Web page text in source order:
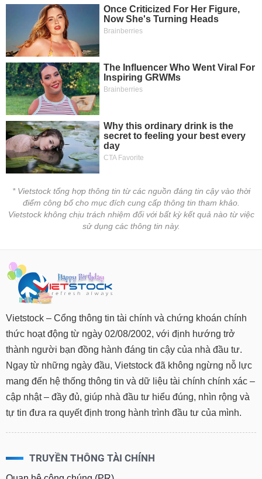
* Vietstock tổng hợp thông tin từ các nguồn đáng tin cậy vào thời
điểm công bố cho mục đích cung cấp thông tin tham khảo.
Vietstock không chịu trách nhiệm đối với bất kỳ kết quả nào từ việc
sử dụng các thông tin này.
Vietstock – Cổng thông tin tài chính và chứng khoán chính
thức hoạt động từ ngày 02/08/2002, với định hướng trở
thành người bạn đồng hành đáng tin cậy của nhà đầu tư.
Ngay từ những ngày đầu, Vietstock đã không ngừng nỗ lực
mang đến hệ thống thông tin và dữ liệu tài chính chính xác –
cập nhật – đầy đủ, giúp nhà đầu tư hiểu đúng, nhìn rộng và
tự tin đưa ra quyết định trong hành trình đầu tư của mình.
TRUYỀN THÔNG TÀI CHÍNH